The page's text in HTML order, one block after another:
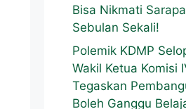
Bisa Nikmati
Sebulan Sekali!
Polemik KDMP
Wakil Ketua Komisi
Tegaskan
Boleh Ganggu